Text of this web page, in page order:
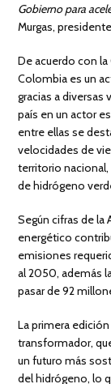
Gobierno para
Murgas,
De acuerdo con la
Colombia es un
gracias a
país en un actor
entre ellas se
velocidades de
territorio
de hidrógeno
Según cifras de la
energético
emisiones
al 2050, además
pasar de 92
La primera
transformador,
un futuro más
del hidrógeno, lo